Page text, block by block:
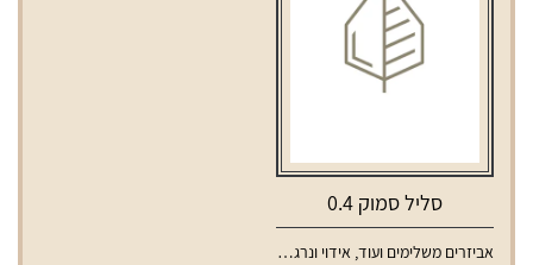
סליל סמוק 0.4
אביזרים משלימים ועוד, אידוי ונרגילות